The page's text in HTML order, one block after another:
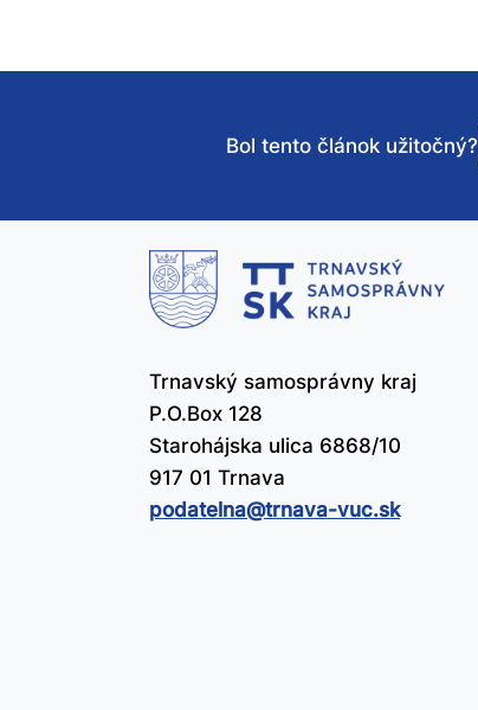
Bol tento článok užitočný?
Trnavský samosprávny kraj
P.O.Box 128
Starohájska ulica 6868/10
917 01 Trnava
podatelna@​trnava-vuc.sk